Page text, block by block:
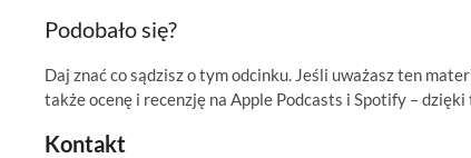
Podobało się?
Daj znać co sądzisz o tym odcinku. Jeśli uważasz ten
także ocenę i recenzję na Apple Podcasts i Spotify –
Kontakt